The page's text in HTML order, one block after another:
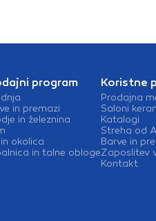
program
in premazi
in železnina
okolica
in talne obloge
Koristne
Prodajna
Saloni
Katalogi
Streha od
Barve in
Zaposlitev
Kontakt